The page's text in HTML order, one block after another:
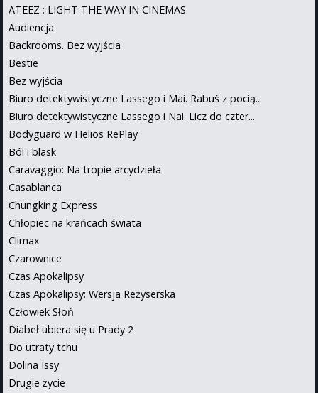
ATEEZ : LIGHT THE WAY IN CINEMAS
Audiencja
Backrooms. Bez wyjścia
Bestie
Bez wyjścia
Biuro detektywistyczne Lassego i Mai. Rabuś z pocią...
Biuro detektywistyczne Lassego i Nai. Licz do czter...
Bodyguard w Helios RePlay
Ból i blask
Caravaggio: Na tropie arcydzieła
Casablanca
Chungking Express
Chłopiec na krańcach świata
Climax
Czarownice
Czas Apokalipsy
Czas Apokalipsy: Wersja Reżyserska
Człowiek Słoń
Diabeł ubiera się u Prady 2
Do utraty tchu
Dolina Issy
Drugie życie